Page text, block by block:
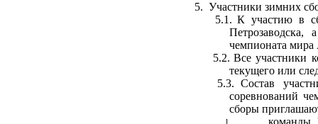
5. Участники зимних
5.1. К участию в
чемпионата мира
5.2. Всеучастники
текущего или
5.3. Состав
соревнований
сборы
команды